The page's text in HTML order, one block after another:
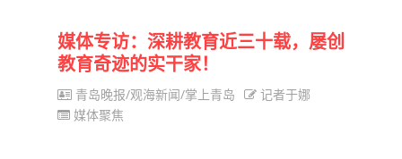
媒体专访：深耕教育近三十载，屡创
教育奇迹的实干家！
青岛晚报/观海新闻/掌上青岛
记者于娜
媒体聚焦